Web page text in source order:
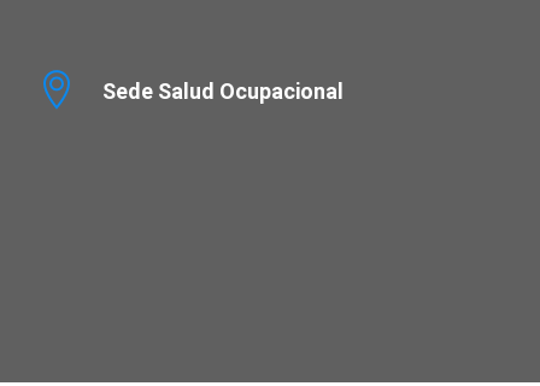
Sede Salud Ocupacional